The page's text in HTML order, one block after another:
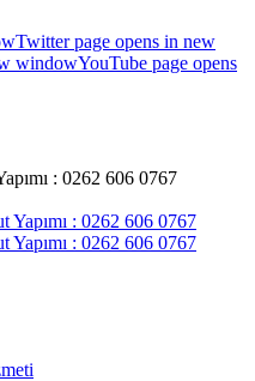
Twitter page opens in new
windowYouTube page opens
: 0262 606 0767